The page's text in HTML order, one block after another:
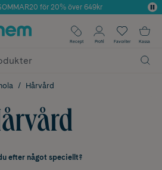
2025 inom Skönhet
för 20% över 649kr
✓ Fri frakt
på alla köp*
Recept Profil Favoriter Kassa
Hårvård
efter något speciellt?